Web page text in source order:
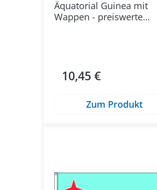
Äquatorial Guinea mit
Wappen - preiswerte
Regulärer Preis:
10,45 €
Zum Produkt